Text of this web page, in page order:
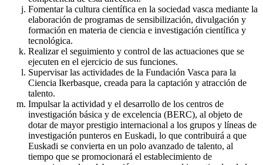
Fomentar la cultura científica en la sociedad vasca mediante la
elaboración de programas de sensibilización, divulgación y
formación en materia de ciencia e investigación científica y
tecnológica.
Realizar el seguimiento y control de las actuaciones que se
ejecuten en el ejercicio de sus funciones.
Supervisar las actividades de la Fundación Vasca para la
Ciencia Ikerbasque, creada para la captación y atracción de
talento.
Impulsar la actividad y el desarrollo de los centros de
investigación básica y de excelencia (BERC), al objeto de
dotar de mayor prestigio internacional a los grupos y líneas de
investigación punteros en Euskadi, lo que contribuirá a que
Euskadi se convierta en un polo avanzado de talento, al
tiempo que se promocionará el establecimiento de